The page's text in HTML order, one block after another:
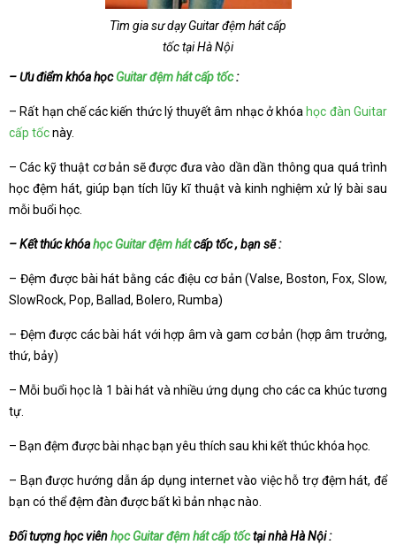
Tìm gia sư dạy Guitar đệm hát cấp
tốc tại Hà Nội
– Ưu điểm khóa họcGuitar đệm hát cấp tốc:
– Rất hạn chế các kiến thức lý thuyết âm nhạc ở khóa học đàn Guitar
cấp tốcnày.
– Các kỹ thuật cơ bản sẽ được đưa vào dần dần thông qua quá trình
học đệm hát, giúp bạn tích lũy kĩ thuật và kinh nghiệm xử lý bài sau
mỗi buổi học.
– Kết thúc khóahọc Guitar đệm hátcấp tốc , bạn sẽ :
– Đệm được bài hát bằng các điệu cơ bản (Valse, Boston, Fox, Slow,
SlowRock, Pop, Ballad, Bolero, Rumba)
– Đệm được các bài hát với hợp âm và gam cơ bản (hợp âm trưởng,
thứ, bảy)
– Mỗi buổi học là 1 bài hát và nhiều ứng dụng cho các ca khúc tương
tự.
– Bạn đệm được bài nhạc bạn yêu thích sau khi kết thúc khóa học.
– Bạn được hướng dẫn áp dụng internet vào việc hỗ trợ đệm hát, để
bạn có thể đệm đàn được bất kì bản nhạc nào.
Đối tượng học viênhọc Guitar đệm hát cấp tốctại nhà Hà Nội :